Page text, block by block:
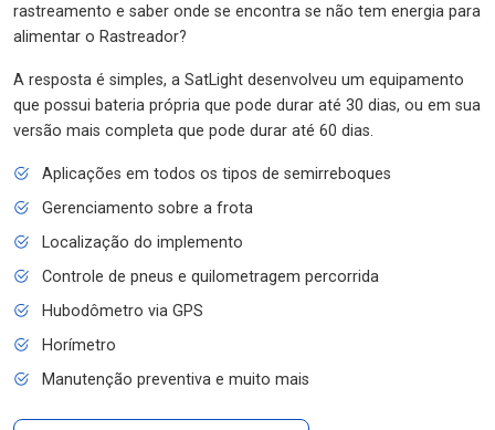
rastreamento e saber onde se encontra se não tem energia para
alimentar o Rastreador?
A resposta é simples, a SatLight desenvolveu um equipamento
que possui bateria própria que pode durar até 30 dias, ou em sua
versão mais completa que pode durar até 60 dias.
Aplicações em todos os tipos de semirreboques
Gerenciamento sobre a frota
Localização do implemento
Controle de pneus e quilometragem percorrida
Hubodômetro via GPS
Horímetro
Manutenção preventiva e muito mais